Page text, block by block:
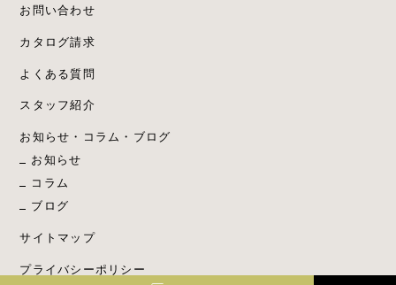
お問い合わせ
カタログ請求
よくある質問
スタッフ紹介
お知らせ・コラム・ブログ
お知らせ
コラム
ブログ
サイトマップ
プライバシーポリシー